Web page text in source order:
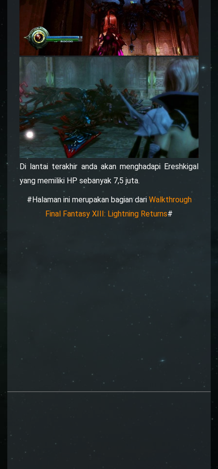
Di lantai terakhir anda akan menghadapi Ereshkigal
yang memiliki HP sebanyak 7,5 juta.
#Halaman ini merupakan bagian dari Walkthrough
Final Fantasy XIII: Lightning Returns#